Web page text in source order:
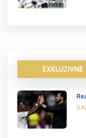
EXKLUZIVNĚ